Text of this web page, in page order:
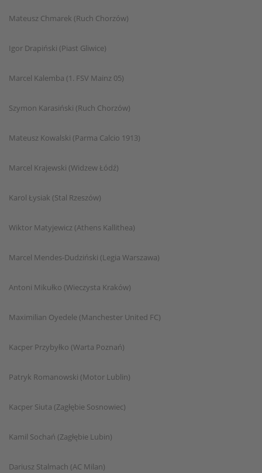
Mateusz Chmarek (Ruch Chorzów)
Igor Drapiński (Piast Gliwice)
Marcel Kalemba (1. FSV Mainz 05)
Szymon Karasiński (Ruch Chorzów)
Mateusz Kowalski (Parma Calcio 1913)
Marcel Krajewski (Widzew Łódź)
Karol Łysiak (Stal Rzeszów)
Wiktor Matyjewicz (Athens Kallithea)
Marcel Mendes-Dudziński (Legia Warszawa)
Antoni Mikułko (Wieczysta Kraków)
Maximilian Oyedele (Manchester United FC)
Kacper Przybyłko (Warta Poznań)
Patryk Romanowski (Motor Lublin)
Kacper Siuta (Zagłębie Sosnowiec)
Kamil Sochań (Zagłębie Lubin)
Dariusz Stalmach (AC Milan)